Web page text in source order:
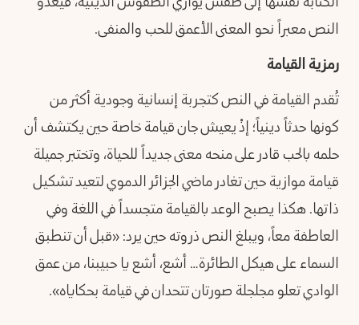
النص معبراً نحو المعنى الأعمق للحب والمنفى.
رمزية القيامة
تُقدم القيامة في النص كتجربة إنسانية وجودية أكثر من
كونها حدثاً دينياً؛ إذْ يعيش جان قيامة خاصة حين يكتشف أن
حلمه بالحب قادر على منحه معنى جديداً للحياة، وتختبر جميلة
قيامة موازية حين تغادر ماضي الجزائر الدموي لتعيد تشكيل
ذاتها. هكذا يصبح الوعد بالقيامة متجسداً في اللغة وفي
العاطفة معاً، ويبلغ النص ذروته حين يرد: «قبل أن تنطبق
السماء على هيكل الطائرة… أشع، أشع يا حبيبنا، من عمق
الوادي تعلو مجلجلة صورتان تتحدان في قيامة بحكاياه».